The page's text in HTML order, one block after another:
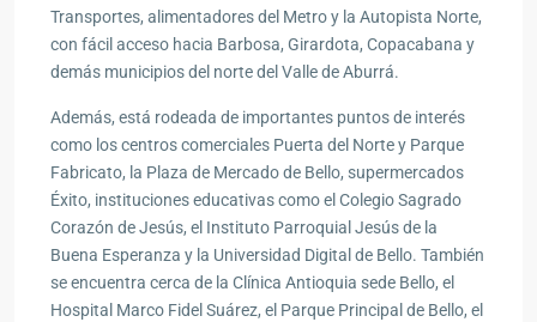
Transportes, alimentadores del Metro y la Autopista Norte,
con fácil acceso hacia Barbosa, Girardota, Copacabana y
demás municipios del norte del Valle de Aburrá.
Además, está rodeada de importantes puntos de interés
como los centros comerciales Puerta del Norte y Parque
Fabricato, la Plaza de Mercado de Bello, supermercados
Éxito, instituciones educativas como el Colegio Sagrado
Corazón de Jesús, el Instituto Parroquial Jesús de la
Buena Esperanza y la Universidad Digital de Bello. También
se encuentra cerca de la Clínica Antioquia sede Bello, el
Hospital Marco Fidel Suárez, el Parque Principal de Bello, el